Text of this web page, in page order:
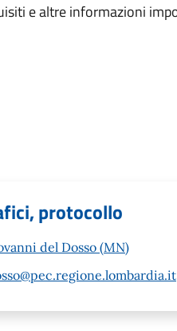
e altre informazioni
protocollo
del Dosso (MN)